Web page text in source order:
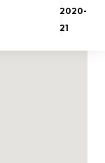
2020-
21